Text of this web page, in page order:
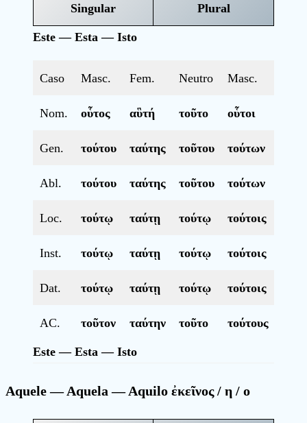
Singular Plural
Este — Esta — Isto
Caso Masc. Fem. Neutro Masc.
Nom. οὗτος αὓτή τοῦτο οὗτοι
Gen. τούτου ταύτης τοῦτου τούτων
Abl. τούτου ταύτης τοῦτου τούτων
Loc. τούτῳ ταύτῃ τούτῳ τούτοις
Inst. τούτῳ ταύτῃ τούτῳ τούτοις
Dat. τούτῳ ταύτῃ τούτῳ τούτοις
AC. τοῦτον ταύτην τοῦτο τούτους
Este — Esta — Isto
Aquele — Aquela — Aquilo ἐκεῖνος / η / ο